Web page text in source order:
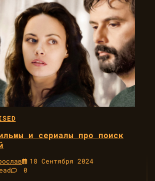
и сериалы про поиск
18 Сентября 2024
0